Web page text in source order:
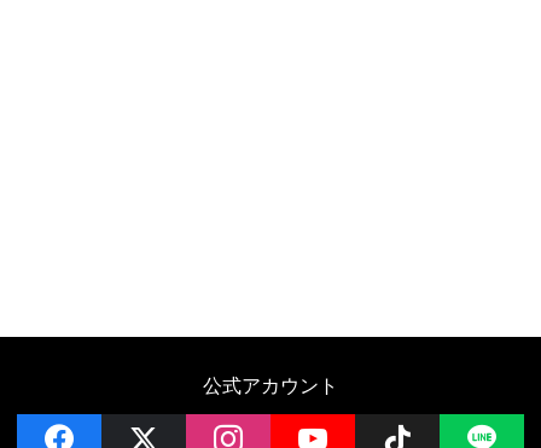
公式アカウント
facebook instagramYouTube Follow